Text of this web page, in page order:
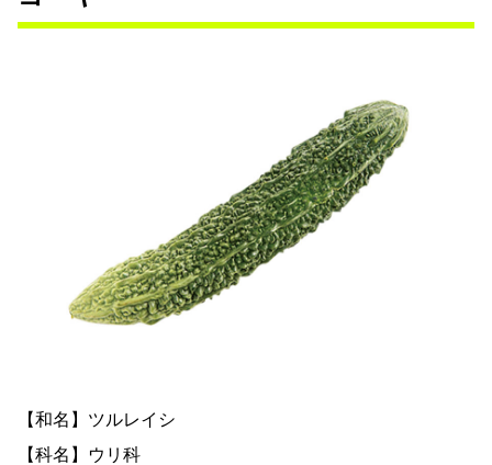
【和名】ツルレイシ
【科名】ウリ科